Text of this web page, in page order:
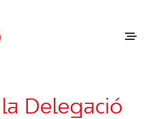
Delegació